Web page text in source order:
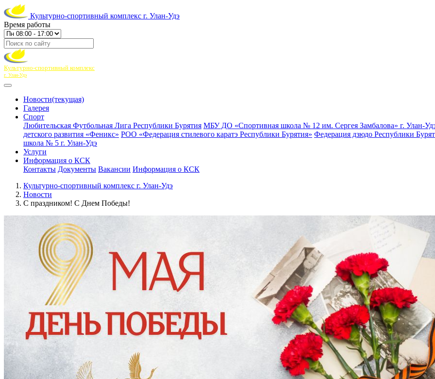
Культурно-спортивный комплекс г. Улан-Удэ
Время работы
Культурно-спортивный комплекс
г. Улан-Удэ
Новости(текущая)
Галерея
Спорт
Любительская Футбольная Лига Республики Бурятия МБУ ДО «Спортивная школа № 12 им. Сергея Замбалова» г. Улан-
детского развития «Феникс» РОО «Федерация стилевого каратэ Республики Бурятия» Федерация дзюдо Республики
школа № 5 г. Улан-Удэ
Услуги
Информация о КСК
Контакты Документы Вакансии Информация о КСК
Культурно-спортивный комплекс г. Улан-Удэ
Новости
С праздником! С Днем Победы!